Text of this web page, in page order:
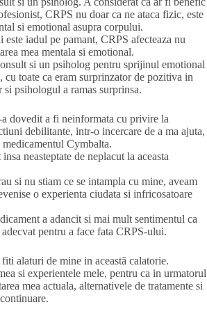
CRPS nu doar ca ne ataca fizic, este
si emotional asupra corpului.
este iadul pe pamant, CRPS afecteaza nu
mea mentala si emotional.
si un psiholog pentru sprijinul emotional
cu toate ca eram surprinzator de pozitiva in
psihologul a ramas surprinsa.
a dovedit a fi neinformata cu privire la
debilitante, intr-o incercare de a ma ajuta,
Cymbalta.
neasteptate de neplacut la aceasta
si nu stiam ce se intampla cu mine, aveam
o experienta ciudata si infricosatoare
a adancit si mai mult sentimentul ca
pentru a face fata CRPS-ului.
alaturi de mine in această calatorie.
si experientele mele, pentru ca in urmatorul
mea actuala, alternativele de tratamente si